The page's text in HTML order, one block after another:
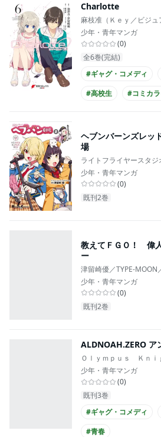
Charlotte
麻枝准（Ｋｅｙ／ビジ
少年・青年マンガ
(0)
全6巻(完結)
#ギャグ・コメディ
#高校生
#コミカ
ヘブンバーンズレ
場
ライトフライヤースタ
少年・青年マンガ
(0)
既刊2巻
教えてＦＧＯ！ 偉
ー
津留崎優／TYPE-MOON
少年・青年マンガ
(0)
既刊2巻
ALDNOAH.ZERO ア
Ｏｌｙｍｐｕｓ Ｋｎｉ
少年・青年マンガ
(0)
既刊3巻
#ギャグ・コメディ
#青春